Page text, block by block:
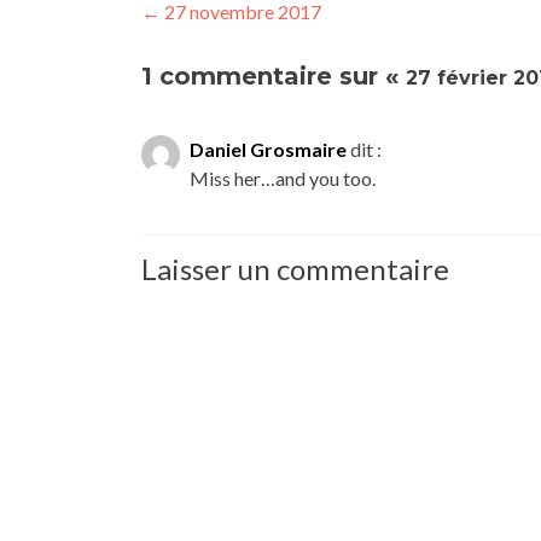
Navigation
de
← 27 novembre 2017
1 commentaire sur « 27 février
Daniel Grosmairedit :
Miss her…and you too.
Laisser un commentaire